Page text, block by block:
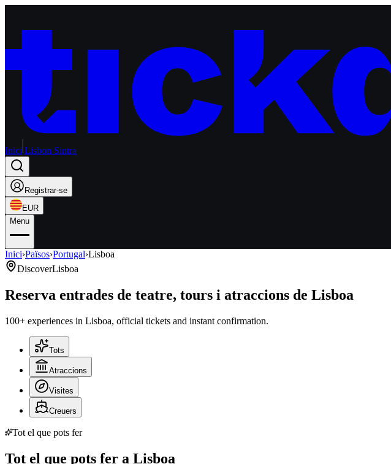
Inici Lisbon Sintra
Registrar-se
EUR
Menu
Inici›Països›Portugal›Lisboa
DiscoverLisboa
Reserva entrades de teatre, tours i atraccions de Lisboa
100+ experiences in Lisboa, official tickets and instant confirmation.
Tots
Atraccions
Visites
Creuers
Tot el que pots fer
Tot el que pots fer a Lisboa